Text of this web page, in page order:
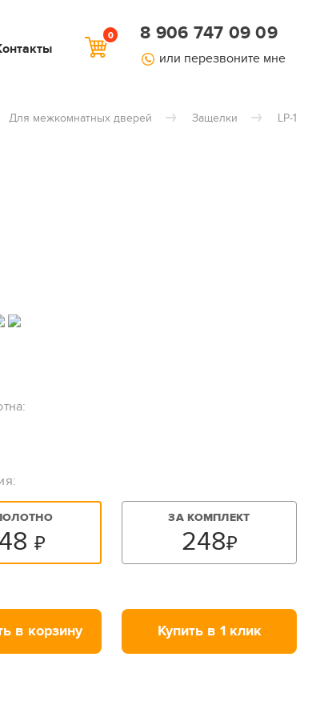
0 8 906 747 09 09
или перезвоните мне
Для межкомнатных дверей Защелки LP-1
₽
ЗА КОМПЛЕКТ
248₽
в корзину Купить в 1 клик